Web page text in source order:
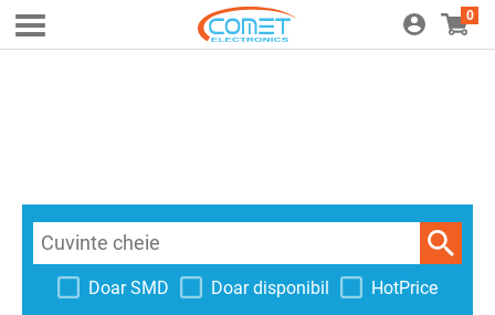
0
Doar SMD Doar disponibil HotPrice